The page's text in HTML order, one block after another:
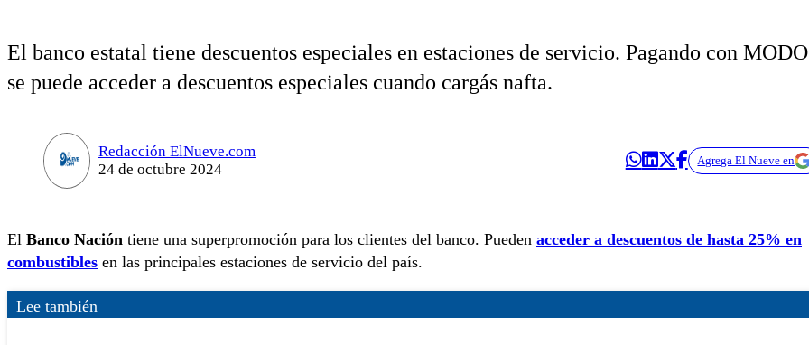
El banco estatal tiene descuentos especiales en estaciones de servicio. Pagando con MODO
se puede acceder a descuentos especiales cuando cargás nafta.
Redacción ElNueve.com
24 de octubre 2024
Agrega El Nueve en
El Banco Nación tiene una superpromoción para los clientes del banco. Pueden acceder a descuentos de hasta 25% en
combustibles en las principales estaciones de servicio del país.
Lee también